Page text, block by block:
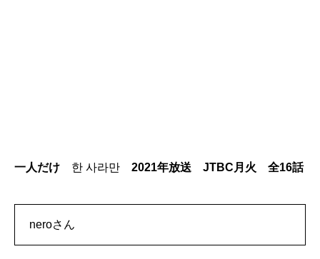
一人だけ 한 사라만 2021年放送 JTBC月火 全16話
neroさん